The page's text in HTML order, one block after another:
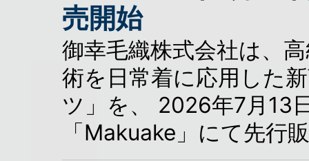
売開始
御幸毛織株式会社は、
術を日常着に応用した
ツ」を、 2026年7月13
「Makuake」にて先行